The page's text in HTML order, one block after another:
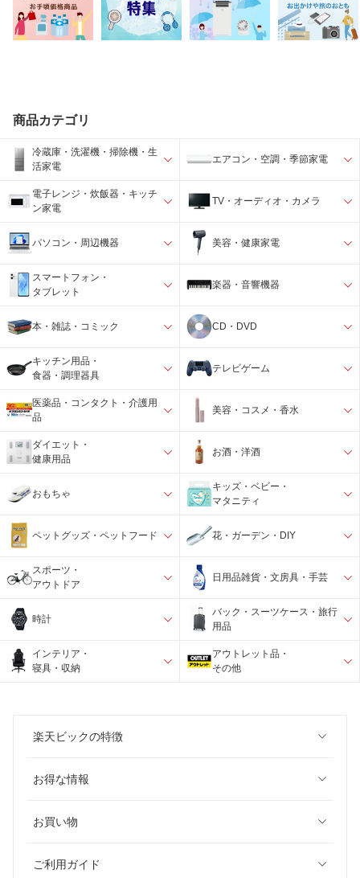
商品カテゴリ
冷蔵庫・洗濯機・掃除機・生
活家電
エアコン・空調・季節家電
電子レンジ・炊飯器・キッチ
ン家電
TV・オーディオ・カメラ
パソコン・周辺機器 美容・健康家電
スマートフォン・
タブレット
楽器・音響機器
本・雑誌・コミック CD・DVD
キッチン用品・
食器・調理器具
テレビゲーム
医薬品・コンタクト・介護用
品
美容・コスメ・香水
ダイエット・
健康用品
お酒・洋酒
おもちゃ
キッズ・ベビー・
マタニティ
ペットグッズ・ペットフード 花・ガーデン・DIY
スポーツ・
アウトドア
日用品雑貨・文房具・手芸
時計
バック・スーツケース・旅行
用品
インテリア・
寝具・収納
アウトレット品・
その他
楽天ビックの特徴
お得な情報
お買い物
ご利用ガイド